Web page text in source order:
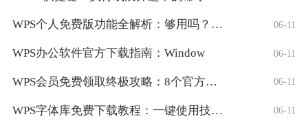
WPS个人免费版功能全解析：够用吗？适合 06-11
WPS办公软件官方下载指南：Window 06-11
WPS会员免费领取终极攻略：8个官方认证 06-11
WPS字体库免费下载教程：一键使用技巧与 06-11